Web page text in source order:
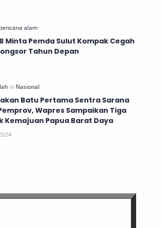
Minta Pemda Sulut Kompak Cegah
Tahun Depan
Batu Pertama Sentra Sarana
Wapres Sampaikan Tiga
Kemajuan Papua Barat Daya